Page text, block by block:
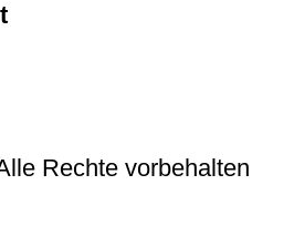
Rechte vorbehalten